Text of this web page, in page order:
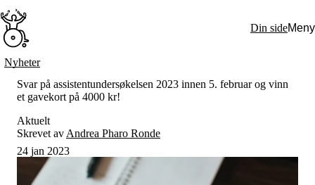
til
hovedinnhold
Din sideMeny
Søk:
Hva vi gjør
BPA – Borgerstyrt personlig assistanse
BPA og kommunen
Beslutningsstøtteråd
Funksjonsassistanse
Stolte, sterke og synlige historier
Ti gode grunner til å velge Uloba
Engasjer deg
Bli medlem
Nyheter
Svar på assistentundersøkelsen 2023 innen 5. februar og vinn
et gavekort på 4000 kr!
Aktuelt
Skrevet av Andrea Pharo Ronde
24 jan 2023